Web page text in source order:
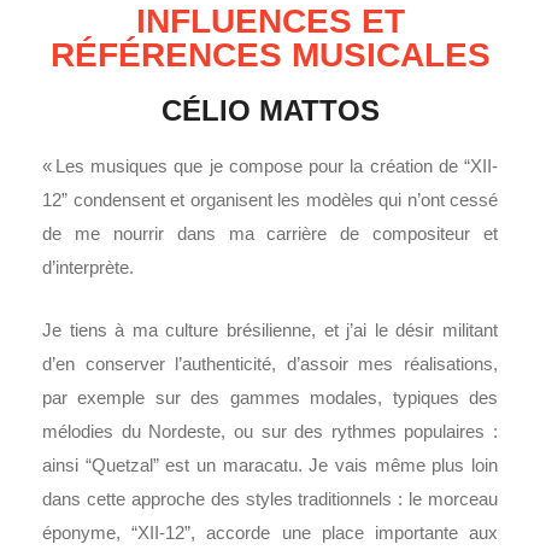
INFLUENCES ET
RÉFÉRENCES MUSICALES
CÉLIO MATTOS
« Les musiques que je compose pour la création de “XII-
12” condensent et organisent les modèles qui n’ont cessé
de me nourrir dans ma carrière de compositeur et
d’interprète.
Je tiens à ma culture brésilienne, et j’ai le désir militant
d’en conserver l’authenticité, d’assoir mes réalisations,
par exemple sur des gammes modales, typiques des
mélodies du Nordeste, ou sur des rythmes populaires :
ainsi “Quetzal” est un maracatu. Je vais même plus loin
dans cette approche des styles traditionnels : le morceau
éponyme, “XII-12”, accorde une place importante aux